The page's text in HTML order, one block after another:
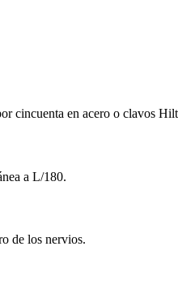
cincuenta en acero o clavos
a L/180.
de los nervios.